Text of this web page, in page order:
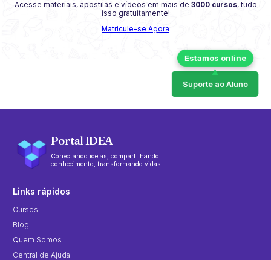
Acesse materiais, apostilas e vídeos em mais de 3000 cursos, tudo
isso gratuitamente!
Matricule-se Agora
Suporte ao Aluno
Portal IDEA
Conectando ideias, compartilhando
conhecimento, transformando vidas.
Links rápidos
Cursos
Blog
Quem Somos
Central de Ajuda